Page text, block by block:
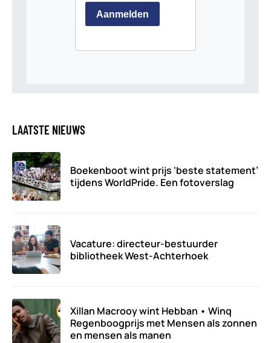
LAATSTE NIEUWS
Boekenboot wint prijs ‘beste statement’
tijdens WorldPride. Een fotoverslag
Vacature: directeur-bestuurder
bibliotheek West-Achterhoek
Xillan Macrooy wint Hebban • Winq
Regenboogprijs met Mensen als zonnen
en mensen als manen